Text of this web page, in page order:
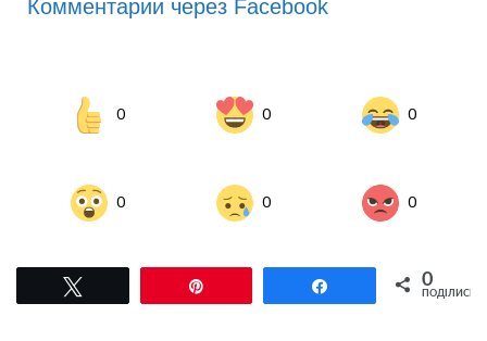
Комментарии через Facebook
0 0 0
0 0 0
Поділитися0
ПОДІЛИСЬ